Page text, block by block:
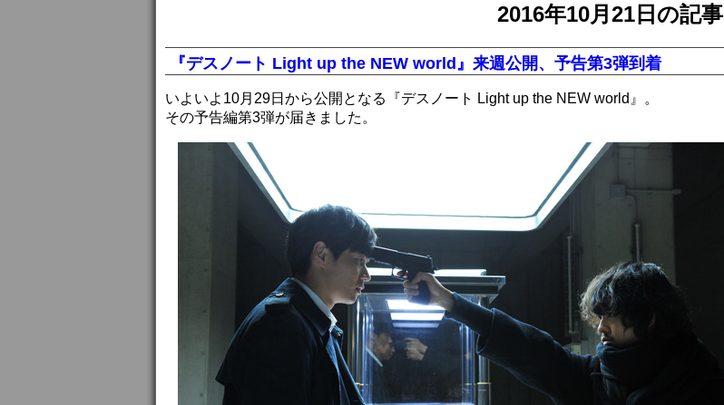
2016年10月21日の記事
『デスノート Light up the NEW world』来週公開、予告第3弾到着
いよいよ10月29日から公開となる『デスノート Light up the NEW world』。
その予告編第3弾が届きました。